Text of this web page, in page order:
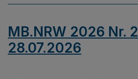
MB.NRW 2026 Nr.
28.07.2026